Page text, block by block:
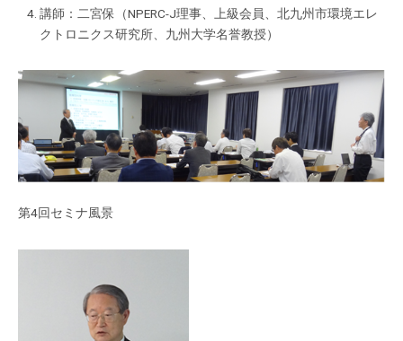
講師：二宮保（NPERC-J理事、上級会員、北九州市環境エレ
クトロニクス研究所、九州大学名誉教授）
第4回セミナ風景